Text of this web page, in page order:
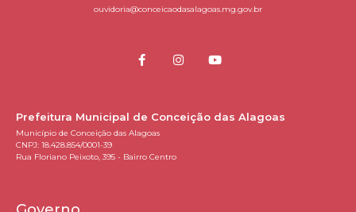
ouvidoria@conceicaodasalagoas.mg.gov.br
Prefeitura Municipal de Conceição das Alagoas
Município de Conceição das Alagoas
CNPJ: 18.428.854/0001-39
Rua Floriano Peixoto, 395 - Bairro Centro